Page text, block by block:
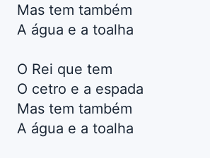
Mas tem também
A água e a toalha
O Rei que tem
O cetro e a espada
Mas tem também
A água e a toalha